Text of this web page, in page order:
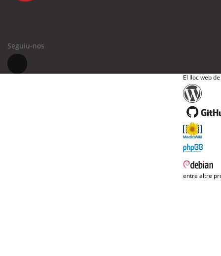
Seguiu-nos
El lloc web
entre altre